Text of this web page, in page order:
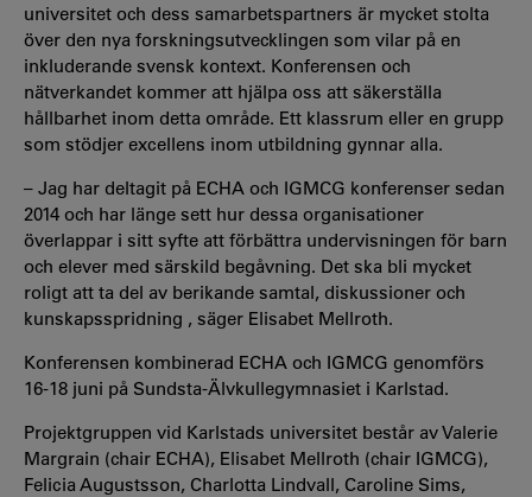
universitet och dess samarbetspartners är mycket stolta
över den nya forskningsutvecklingen som vilar på en
inkluderande svensk kontext. Konferensen och
nätverkandet kommer att hjälpa oss att säkerställa
hållbarhet inom detta område. Ett klassrum eller en grupp
som stödjer excellens inom utbildning gynnar alla.
– Jag har deltagit på ECHA och IGMCG konferenser sedan
2014 och har länge sett hur dessa organisationer
överlappar i sitt syfte att förbättra undervisningen för barn
och elever med särskild begåvning. Det ska bli mycket
roligt att ta del av berikande samtal, diskussioner och
kunskapsspridning , säger Elisabet Mellroth.
Konferensen kombinerad ECHA och IGMCG genomförs
16-18 juni på Sundsta-Älvkullegymnasiet i Karlstad.
Projektgruppen vid Karlstads universitet består av Valerie
Margrain (chair ECHA), Elisabet Mellroth (chair IGMCG),
Felicia Augustsson, Charlotta Lindvall, Caroline Sims,